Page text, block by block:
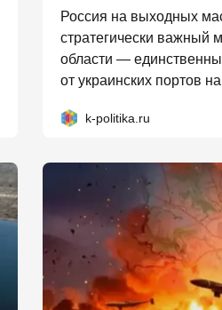
Россия на выходных
стратегически важный
области —
от украинских портов
k-politika.ru